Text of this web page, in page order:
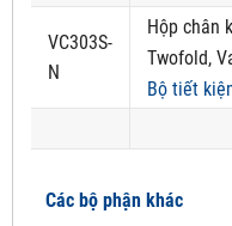
VC303S-
N
Hộp chân
Twofold,
Bộ tiết
Các bộ phận khác